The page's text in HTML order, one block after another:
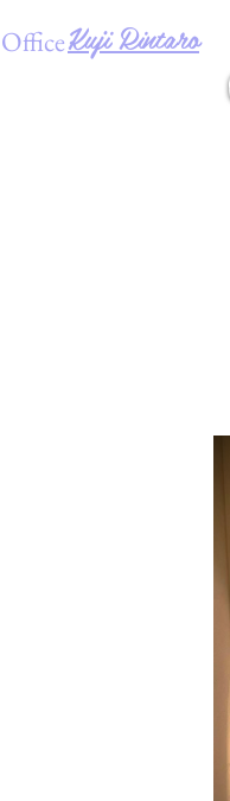
​Kuji Rintaro
Office